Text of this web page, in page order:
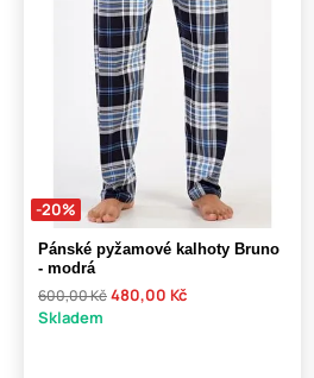
-20%
Pánské pyžamové kalhoty Bruno
- modrá
600,00 Kč480,00 Kč
Skladem